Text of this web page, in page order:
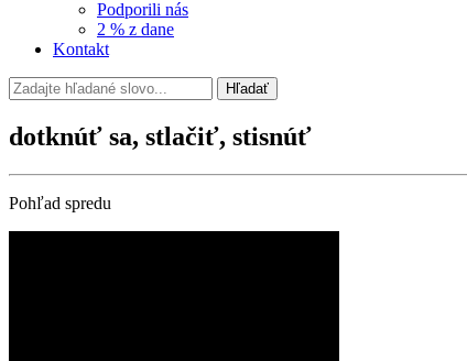
Podporili nás
2 % z dane
Kontakt
Hľadať
dotknúť sa, stlačiť, stisnúť
Pohľad spredu